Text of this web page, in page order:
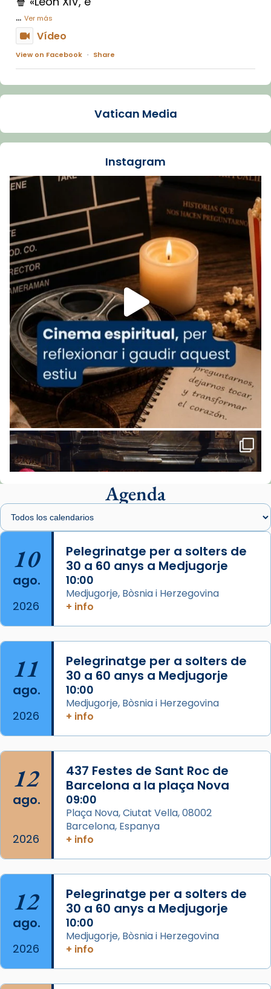
... Ver más
Vídeo
View on Facebook · Share
Arquebisbat de Barcelona
La Carmina va patir depressió. Fa gairebé
dos mesos, a l'Estadi Lluís Companys, la
Recupera l'entrevista comp
Vatican
tican News 👇
www.vaticannews.va/es/iglesia/news/2026-
07/carmina-historia-depresion-papa-viaje-
espana-testimoni...
Foto
View on Facebook · Share
Arquebisbat de Barcelona
2 weeks ago
«Avui les santes Juliana i Semproniana ens
ajuden a alçar la mirada»
Mons. Sergi Gordo, bisbe de Tortosa, ha
presidit aquest 27 de juliol la missa de Les
Santes de Mataró.
🔗tinyurl.com/cvu5jmbk
📸 J. Merino
de Barcelona.
2 weeks ago
Aquest dilluns, 27 de juliol, ha tingut lloc la
missa d’acció de gràcies en agraïment al
comitè organitzador de la visita apostòlica
del Sant Pare Lleó XIV a Barcelona, i als
col·laboradors, a la Catedral de Barcelona.
L’arquebisbe de Barcelona, el cardenal Joan
Josep Omella, ha presidit la missa i l’ha
concelebrat el bisbe auxiliar de Barcelona,
Mons. David Abadías.
📸 Dr. G. Simón
Foto
View on Facebook · Share
Arquebisbat de Barcelona
2 weeks ago
Memòria de les santes Juliana i
Acompanyant la història de sant Cugat, a
partir de l’Edat Mitjana sorgeix la tradició
que les santes Juliana (“relatiu a Júlia”) i
Semproniana (“relatiu a Semprònia =
eterna”) són deixebles seves. I l’any 1667, el
frare Joan Gaspar Roig, afirma en una obra
que les santes són filles de l’antiga Iluro.
Mataró en reivindicarà les relíq
Vatican Media
Instagram
Agenda
10
ago.
2026
Pelegrinatge per a solters de
30 a 60 anys a Medjugorje
10:00
Medjugorje, Bòsnia i Herzegovina
+ info
11
ago.
2026
Pelegrinatge per a solters de
30 a 60 anys a Medjugorje
10:00
Medjugorje, Bòsnia i Herzegovina
+ info
12
ago.
2026
437 Festes de Sant Roc de
Barcelona a la plaça Nova
09:00
Plaça Nova, Ciutat Vella, 08002
Barcelona, Espanya
+ info
12
ago.
2026
Pelegrinatge per a solters de
30 a 60 anys a Medjugorje
10:00
Medjugorje, Bòsnia i Herzegovina
+ info